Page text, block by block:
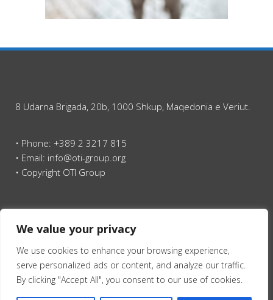
We value your privacy
We use cookies to enhance your browsing experience,
serve personalized ads or content, and analyze our traffic.
By clicking "Accept All", you consent to our use of cookies.
8 Udarna Brigada, 20b, 1000 Shkup, Maqedonia e Veriut.
• Phone: +389 2 3217 815
• Email: info@oti-group.org
• Copyright OTI Group